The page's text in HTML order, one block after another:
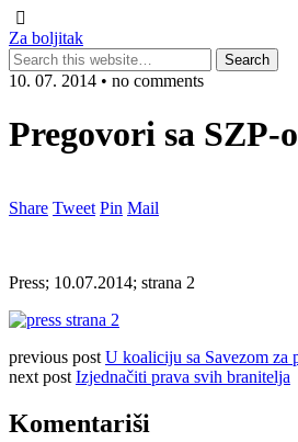
Za boljitak
10. 07. 2014 • no comments
Pregovori sa SZP-
Share Tweet Pin Mail
Press; 10.07.2014; strana 2
previous post U koaliciju sa Savezom za
next post Izjednačiti prava svih branitelja
Komentariši